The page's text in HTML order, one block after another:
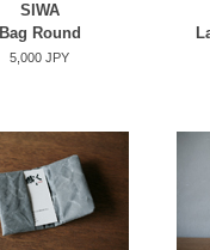
SIWA
Bag Round
5,000 JPY